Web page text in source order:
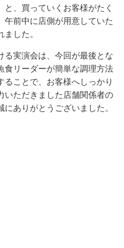
、買っていくお客様がたく
午前中に店側が用意していた
した。
実演会は、今回が最後とな
食リーダーが簡単な調理方法
ことで、お客様へしっかり
いただきました店舗関係者の
ありがとうございました。